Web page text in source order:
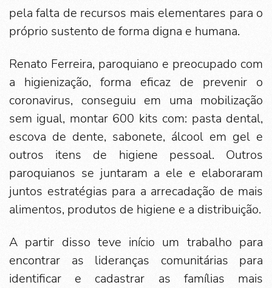
pela falta de recursos mais elementares para o
próprio sustento de forma digna e humana.
Renato Ferreira, paroquiano e preocupado com
a higienização, forma eficaz de prevenir o
coronavirus, conseguiu em uma mobilização
sem igual, montar 600 kits com: pasta dental,
escova de dente, sabonete, álcool em gel e
outros itens de higiene pessoal. Outros
paroquianos se juntaram a ele e elaboraram
juntos estratégias para a arrecadação de mais
alimentos, produtos de higiene e a distribuição.
A partir disso teve início um trabalho para
encontrar as lideranças comunitárias para
identificar e cadastrar as famílias mais